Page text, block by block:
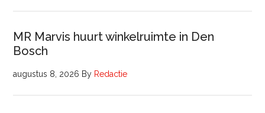
MR Marvis huurt winkelruimte in Den
Bosch
augustus 8, 2026 By Redactie